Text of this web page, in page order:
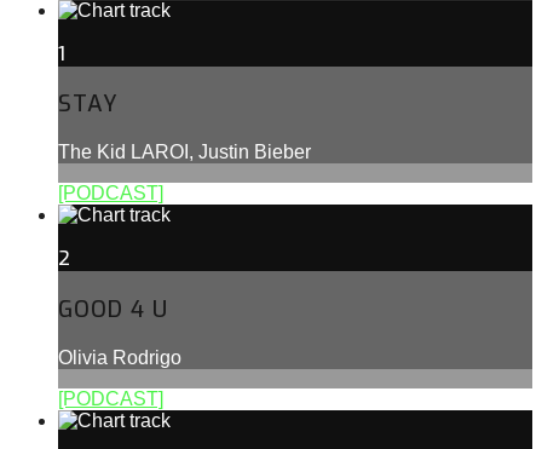
1
STAY
The Kid LAROI, Justin Bieber
[PODCAST]
2
GOOD 4 U
Olivia Rodrigo
[PODCAST]